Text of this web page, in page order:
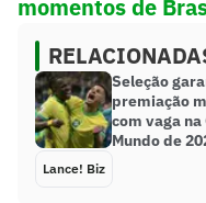
momentos de
Seleção
premiação
com vaga na
Mundo de
Lance! Biz